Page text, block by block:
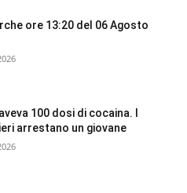
ore 13:20 del 06 Agosto
100 dosi di cocaina. I
arrestano un giovane